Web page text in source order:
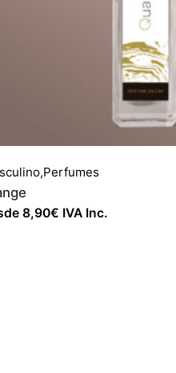
,Perfumes
8,90€ IVA Inc.